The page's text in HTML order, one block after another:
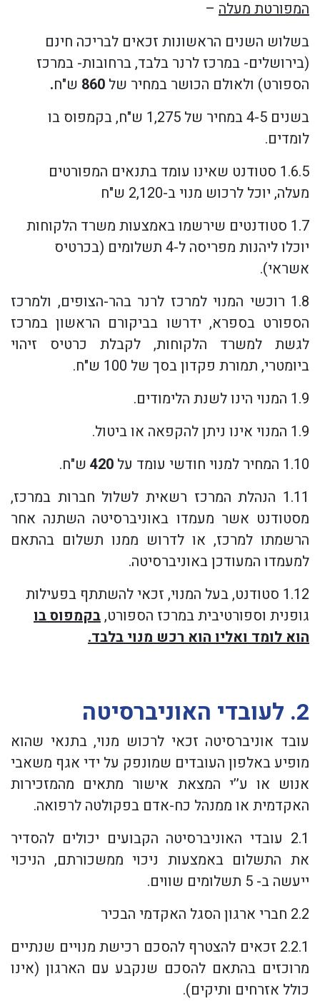
המפורטת מעלה –
בשלוש השנים הראשונות זכאים לבריכה חינם
(בירושלים- במרכז לרנר בלבד, ברחובות- במרכז
הספורט) ולאולם הכושר במחיר של 860 ש"ח.
בשנים 4-5 במחיר של 1,275 ש"ח, בקמפוס בו
לומדים.
1.6.5 סטודנט שאינו עומד בתנאים המפורטים
מעלה, יוכל לרכוש מנוי ב-2,120 ש"ח
1.7 סטודנטים שירשמו באמצעות משרד הלקוחות
יוכלו ליהנות מפריסה ל-4 תשלומים (בכרטיס
אשראי).
1.8 רוכשי המנוי למרכז לרנר בהר-הצופים, ולמרכז
הספורט בספרא, ידרשו בביקורם הראשון במרכז
לגשת למשרד הלקוחות, לקבלת כרטיס זיהוי
ביומטרי, תמורת פקדון בסך של 100 ש"ח.
1.9 המנוי הינו לשנת הלימודים.
1.9 המנוי אינו ניתן להקפאה או ביטול.
1.10 המחיר למנוי חודשי עומד על
420 ש"ח.
1.11 הנהלת המרכז רשאית לשלול חברות במרכז,
מסטודנט אשר מעמדו באוניברסיטה השתנה אחר
הרשמתו למרכז, או לדרוש ממנו תשלום בהתאם
למעמדו המעודכן באוניברסיטה.
1.12 סטודנט, בעל המנוי, זכאי להשתתף בפעילות
גופנית וספורטיבית במרכז הספורט,בקמפוס בו
הוא לומד ואליו הוא רכש מנוי בלבד.
2. לעובדי האוניברסיטה
עובד אוניברסיטה זכאי לרכוש מנוי, בתנאי שהוא
מופיע באלפון העובדים שמונפק על ידי אגף משאבי
אנוש או ע’’י המצאת אישור מתאים מהמזכירות
האקדמית או ממנהל כח-אדם בפקולטה לרפואה.
2.1 עובדי האוניברסיטה הקבועים יכולים להסדיר
את התשלום באמצעות ניכוי ממשכורתם, הניכוי
ייעשה ב- 5 תשלומים שווים.
2.2 חברי ארגון הסגל האקדמי הבכיר
2.2.1 זכאים להצטרף להסכם רכישת מנויים שנתיים
מרוכזים בהתאם להסכם שנקבע עם הארגון (אינו
כולל אזרחים ותיקים).